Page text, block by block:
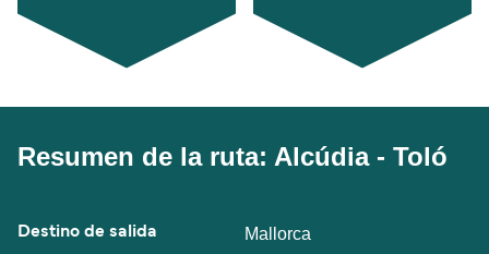
Resumen de la ruta: Alcúdia - Toló
Destino de salida Mallorca